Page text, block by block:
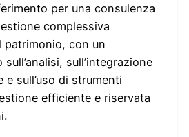
per una consulenza
complessiva
patrimonio, con un
sull’integrazione
e sull’uso di strumenti
efficiente e riservata